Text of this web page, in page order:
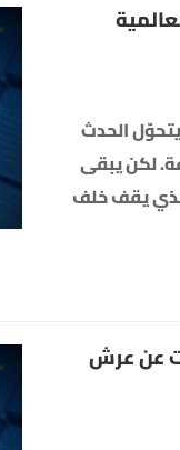
الحدث
لكن يبقى
يقف خلف
عن عرش